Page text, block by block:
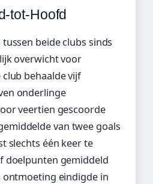
tot-Hoofd
beide clubs sinds
overwicht voor
club behaalde vijf
onderlinge
veertien gescoorde
van twee goals
slechts één keer te
doelpunten gemiddeld
ontmoeting eindigde in